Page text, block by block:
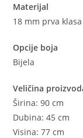
Materijal
18 mm prva
Opcije boja
Bijela
Veličina
Širina: 90 cm
Dubina: 45 cm
Visina: 77 cm